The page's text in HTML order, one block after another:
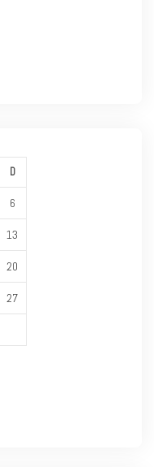
D
6
13
20
27